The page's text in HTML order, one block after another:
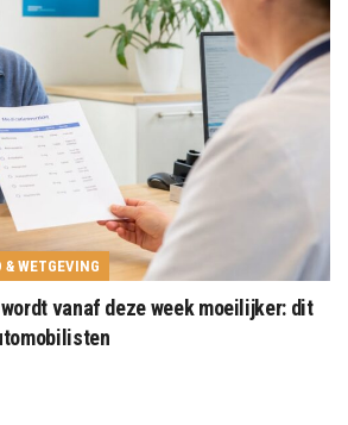
& WETGEVING
vanaf deze week moeilijker: dit